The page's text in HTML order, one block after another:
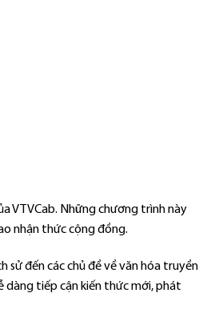
VTVCab. Những chương trình này
nhận thức cộng đồng.
sử đến các chủ đề về văn hóa truyền
dàng tiếp cận kiến thức mới, phát